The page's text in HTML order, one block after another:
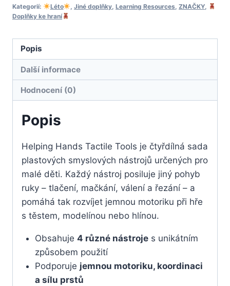
nástroje
k
množství
Kategorií: Léto ,Jiné doplňky ,Learning Resources ,ZNAČKY
Doplňky ke hraní
Popis
Další informace
Hodnocení (0)
Popis
Helping Hands Tactile Tools je čtyřdílná sada
plastových smyslových nástrojů určených pro
malé děti. Každý nástroj posiluje jiný pohyb
ruky – tlačení, mačkání, válení a řezání – a
pomáhá tak rozvíjet jemnou motoriku při hře
s těstem, modelínou nebo hlínou.
Obsahuje 4 různé nástrojes unikátním
způsobem použití
Podporuje jemnou motoriku, koordinaci
a sílu prstů